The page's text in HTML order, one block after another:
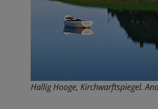
Hallig Hooge, Kirchwarftspiegel.